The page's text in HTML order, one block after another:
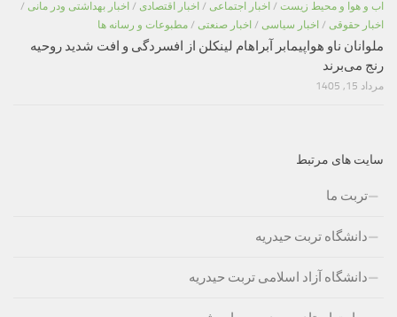
اب و هوا و محیط زیست / اخبار اجتماعی / اخبار اقتصادی / اخبار بهداشتی ودر مانی /
اخبار حقوقی / اخبار سیاسی / اخبار صنعتی / مطبوعات و رسانه ها
ملوانان ناو هواپیمابر آبراهام لینکلن از افسردگی و افت شدید روحیه
رنج می‌برند
مرداد 15, 1405
سایت های مرتبط
تربت ما
دانشگاه تربت حیدریه
دانشگاه آزاد اسلامی تربت حیدریه